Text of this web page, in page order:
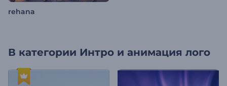
rehana
В категории Интро и анимация лого